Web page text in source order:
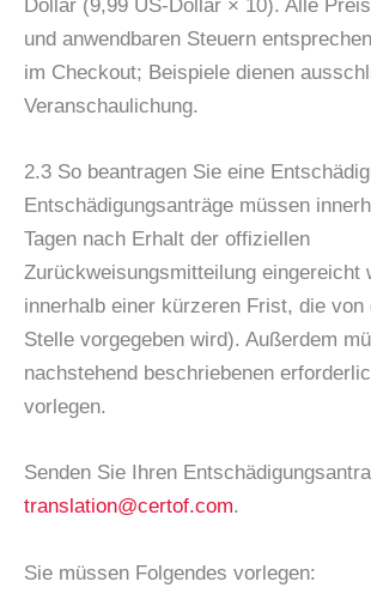
Dollar (9,99 US-Dollar × 10). Alle
und anwendbaren Steuern
im Checkout; Beispiele dienen
Veranschaulichung.
2.3 So beantragen Sie eine
Entschädigungsanträge müssen
Tagen nach Erhalt der offiziellen
Zurückweisungsmitteilung eingereicht
innerhalb einer kürzeren Frist, die von
Stelle vorgegeben wird). Außerdem
nachstehend beschriebenen
vorlegen.
Senden Sie Ihren
translation@certof.com.
Sie müssen Folgendes vorlegen: